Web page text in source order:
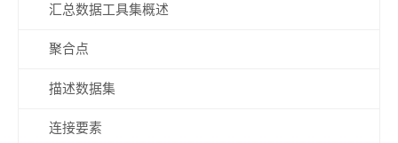
汇总数据工具集概述
聚合点
描述数据集
连接要素